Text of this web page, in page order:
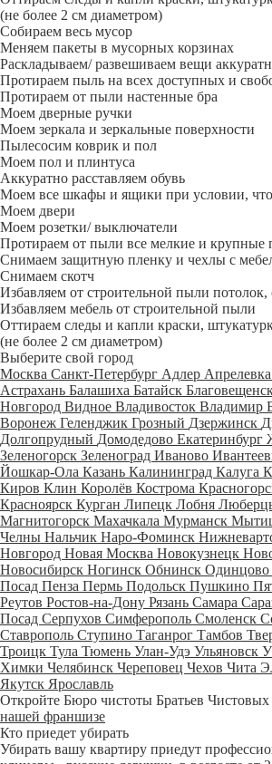
(не более 2 см диаметром)
Собираем весь мусор
Меняем пакеты в мусорных корзинах
Раскладываем/ развешиваем вещи
Протираем пыль на всех доступных и
Протираем от пыли настенные бра
Моем дверные ручки
Моем зеркала и зеркальные поверхности
Пылесосим коврик и пол
Моем пол и плинтуса
Аккуратно расставляем обувь
Моем все шкафы и ящики при условии,
Моем двери
Моем розетки/ выключатели
Протираем от пыли все мелкие и крупные
Снимаем защитную пленку и чехлы с
Снимаем скотч
Избавляем от строительной пыли
Избавляем мебель от строительной пыли
Оттираем следы и капли краски,
(не более 2 см диаметром)
Выберите свой город
Москва Санкт-Петербург Адлер Апрелевка
Астрахань Балашиха Батайск
Новгород Видное Владивосток Владимир
Воронеж Геленджик Грозный Дзержинск
Долгопрудный Домодедово Екатеринбург
Зеленогорск Зеленоград Иваново
Йошкар-Ола Казань Калининград Калуга
Киров Клин Королёв Кострома
Красноярск Курган Липецк Лобня
Магнитогорск Махачкала Мурманск
Челны Нальчик Наро-Фоминск
Новгород Новая Москва Новокузнецк
Новосибирск Ногинск Обнинск Одинцово
Посад Пенза Пермь Подольск Пушкино
Реутов Ростов-на-Дону Рязань Самара
Посад Серпухов Симферополь Смоленск
Ставрополь Ступино Таганрог Тамбов
Троицк Тула Тюмень Улан-Удэ Ульяновск
Химки Челябинск Череповец Чехов Чита
Якутск Ярославль
Откройте Бюро чистоты Братьев Чистовых
нашей франшизе
Кто приедет убирать
Убирать вашу квартиру приедут